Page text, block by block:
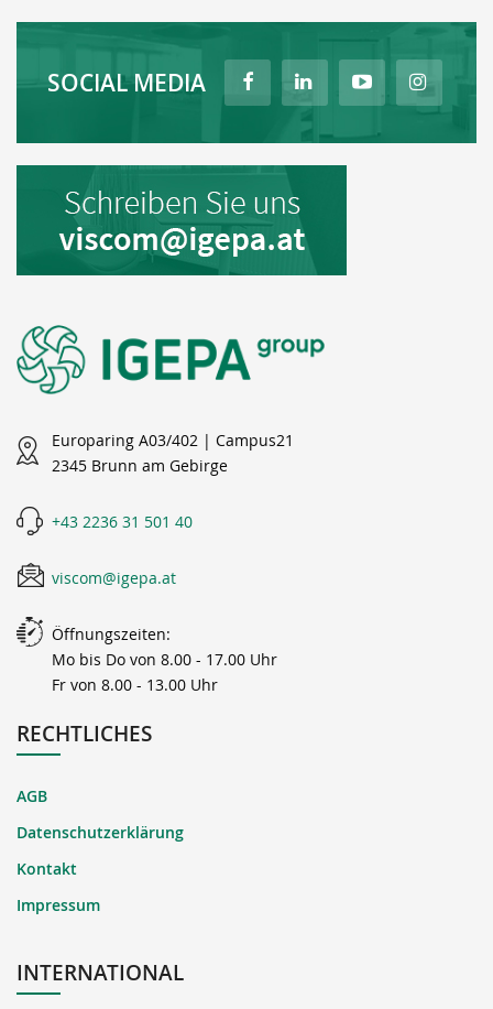
SOCIAL MEDIA
Europaring A03/402 | Campus21
2345 Brunn am Gebirge
+43 2236 31 501 40
viscom@igepa.at
Öffnungszeiten:
Mo bis Do von 8.00 - 17.00 Uhr
Fr von 8.00 - 13.00 Uhr
RECHTLICHES
AGB
Datenschutzerklärung
Kontakt
Impressum
INTERNATIONAL